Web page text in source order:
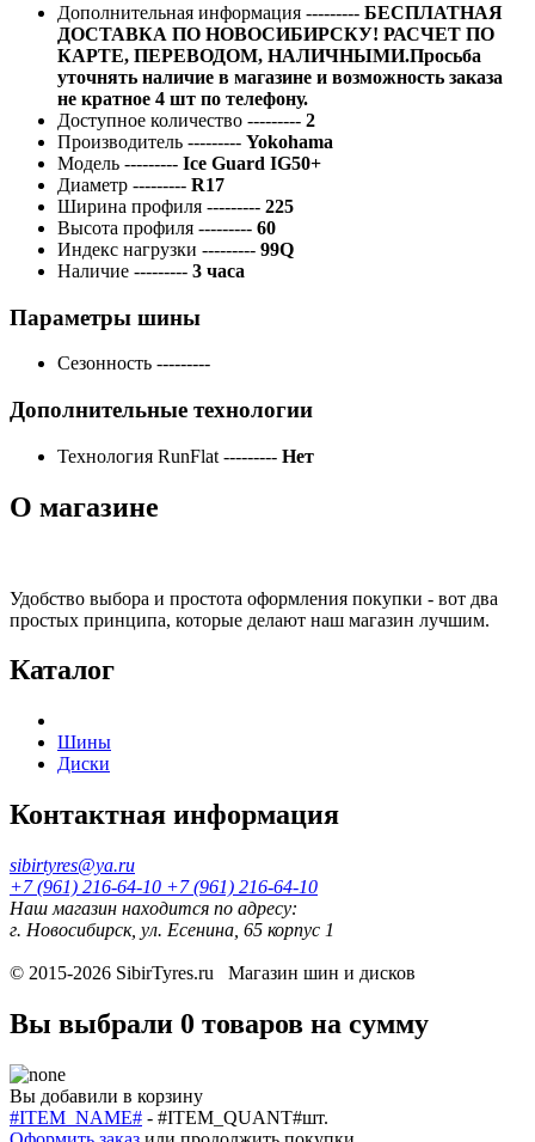
Дополнительная информация --------- БЕСПЛАТНАЯ
ДОСТАВКА ПО НОВОСИБИРСКУ! РАСЧЕТ ПО
КАРТЕ, ПЕРЕВОДОМ, НАЛИЧНЫМИ.Просьба
уточнять наличие в магазине и возможность заказа
не кратное 4 шт по телефону.
Доступное количество --------- 2
Производитель --------- Yokohama
Модель --------- Ice Guard IG50+
Диаметр --------- R17
Ширина профиля --------- 225
Высота профиля --------- 60
Индекс нагрузки --------- 99Q
Наличие --------- 3 часа
Параметры шины
Сезонность ---------
Дополнительные технологии
Технология RunFlat --------- Нет
О магазине
Удобство выбора и простота оформления покупки - вот два
простых принципа, которые делают наш магазин лучшим.
Каталог
Шины
Диски
Контактная информация
sibirtyres@ya.ru
+7 (961) 216-64-10 +7 (961) 216-64-10
Наш магазин находится по адресу:
г. Новосибирск, ул. Есенина, 65 корпус 1
© 2015-2026 SibirTyres.ru Магазин шин и дисков
Вы выбрали 0 товаров на сумму
Вы добавили в корзину
#ITEM_NAME# - #ITEM_QUANT#шт.